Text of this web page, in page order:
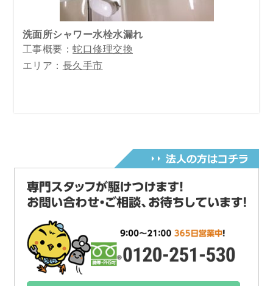
洗面所シャワー水栓水漏れ
工事概要：蛇口修理交換
エリア： 長久手市